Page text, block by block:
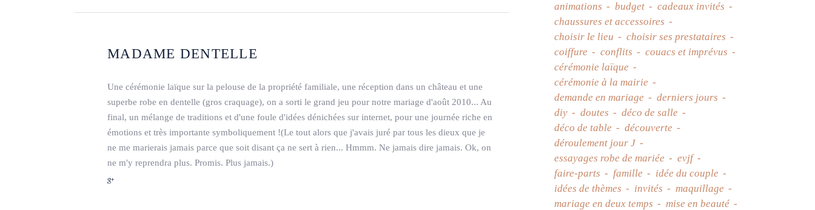
MADAME DENTELLE
Une cérémonie laïque sur la pelouse de la propriété familiale, une réception dans un château et une
superbe robe en dentelle (gros craquage), on a sorti le grand jeu pour notre mariage d'août 2010... Au
final, un mélange de traditions et d'une foule d'idées dénichées sur internet, pour une journée riche en
émotions et très importante symboliquement !(Le tout alors que j'avais juré par tous les dieux que je
ne me marierais jamais parce que soit disant ça ne sert à rien... Hmmm. Ne jamais dire jamais. Ok, on
ne m'y reprendra plus. Promis. Plus jamais.)
animations budget
cadeaux invités
chaussures et accessoires
choisir le lieu
choisir ses prestataires
coiffure
conflits
couacs et imprévus
cérémonie laïque
cérémonie à la mairie
demande en mariage
derniers jours
diy
doutes
déco de salle
déco de table
découverte
déroulement jour J
essayages robe de mariée
evjf
faire-parts
famille
idée du couple
idées de thèmes
invités
maquillage
mariage en deux temps
mise en beauté